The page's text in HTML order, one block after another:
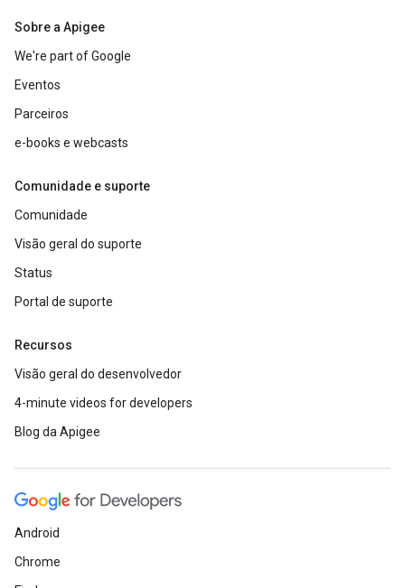
Sobre a Apigee
We're part of Google
Eventos
Parceiros
e-books e webcasts
Comunidade e suporte
Comunidade
Visão geral do suporte
Status
Portal de suporte
Recursos
Visão geral do desenvolvedor
4-minute videos for developers
Blog da Apigee
Android
Chrome